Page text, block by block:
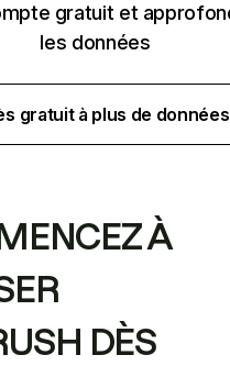
gratuit et
les données
gratuit à plus de données
À
DÈS